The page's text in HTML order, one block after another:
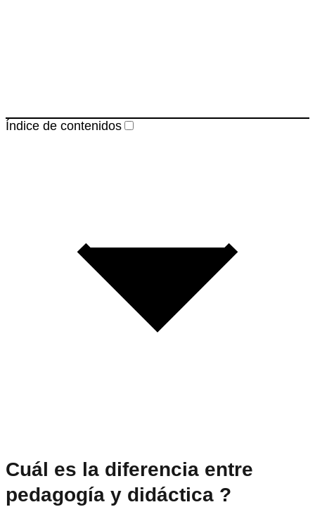
Índice de contenidos
Cuál es la diferencia entre
pedagogía y didáctica ?